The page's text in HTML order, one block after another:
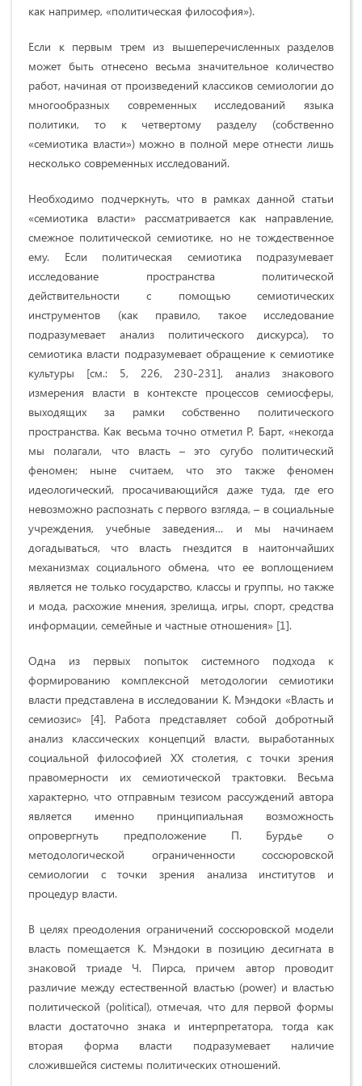
как например, «политическая философия»).
Если к первым трем из вышеперечисленных разделов
может быть отнесено весьма значительное количество
работ, начиная от произведений классиков семиологии до
многообразных современных исследований языка
политики, то к четвертому разделу (собственно
«семиотика власти») можно в полной мере отнести лишь
несколько современных исследований.
Необходимо подчеркнуть, что в рамках данной статьи
«семиотика власти» рассматривается как направление,
смежное политической семиотике, но не тождественное
ему. Если политическая семиотика подразумевает
исследование пространства политической
действительности с помощью семиотических
инструментов (как правило, такое исследование
подразумевает анализ политического дискурса), то
семиотика власти подразумевает обращение к семиотике
культуры [см.: 5, 226, 230-231], анализ знакового
измерения власти в контексте процессов семиосферы,
выходящих за рамки собственно политического
пространства. Как весьма точно отметил Р. Барт, «некогда
мы полагали, что власть – это сугубо политический
феномен; ныне считаем, что это также феномен
идеологический, просачивающийся даже туда, где его
невозможно распознать с первого взгляда, – в социальные
учреждения, учебные заведения… и мы начинаем
догадываться, что власть гнездится в наитончайших
механизмах социального обмена, что ее воплощением
является не только государство, классы и группы, но также
и мода, расхожие мнения, зрелища, игры, спорт, средства
информации, семейные и частные отношения» [1].
Одна из первых попыток системного подхода к
формированию комплексной методологии семиотики
власти представлена в исследовании К. Мэндоки «Власть и
семиозис» [4]. Работа представляет собой добротный
анализ классических концепций власти, выработанных
социальной философией XX столетия, с точки зрения
правомерности их семиотической трактовки. Весьма
характерно, что отправным тезисом рассуждений автора
является именно принципиальная возможность
опровергнуть предположение П. Бурдье о
методологической ограниченности соссюровской
семиологии с точки зрения анализа институтов и
процедур власти.
В целях преодоления ограничений соссюровской модели
власть помещается К. Мэндоки в позицию десигната в
знаковой триаде Ч. Пирса, причем автор проводит
различие между естественной властью (power) и властью
политической (political), отмечая, что для первой формы
власти достаточно знака и интерпретатора, тогда как
вторая форма власти подразумевает наличие
сложившейся системы политических отношений.